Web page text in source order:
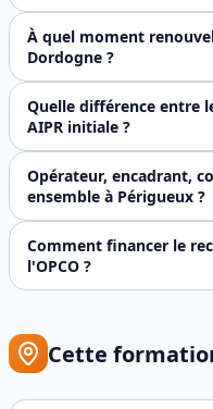
La journée de mise à
À quel moment
Dordogne ?
L'AIPR est **valable 5
Quelle différence entre
AIPR initiale ?
Le recyclage ne
Opérateur, encadrant,
ensemble à Périgueux ?
Oui. La journée de
Comment financer le
l'OPCO ?
Cette